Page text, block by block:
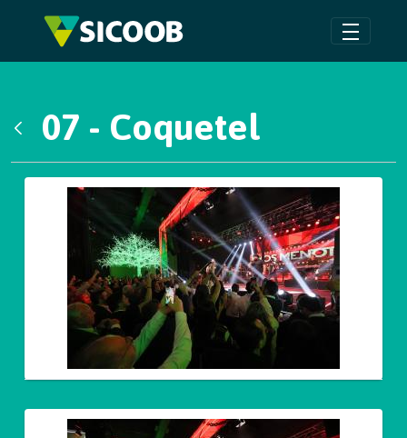
Pular para o Conteúdo principal
07 - Coquetel
Galeria de Mídias